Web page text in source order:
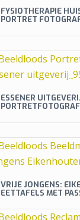
FYSIOTHERAPIE
PORTRET
ESSENER
VRIJE JONGENS:
EETTAFELS MET